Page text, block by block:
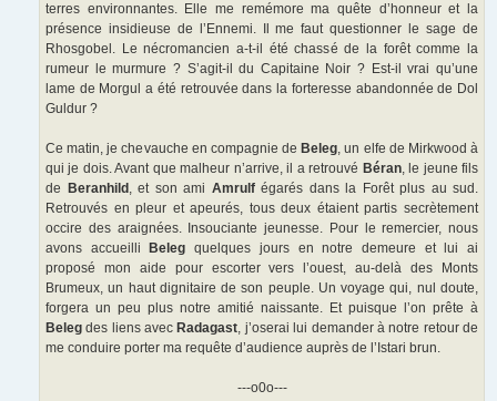
terres environnantes. Elle me remémore ma quête d’honneur et la
présence insidieuse de l’Ennemi. Il me faut questionner le sage de
Rhosgobel. Le nécromancien a-t-il été chassé de la forêt comme la
rumeur le murmure ? S’agit-il du Capitaine Noir ? Est-il vrai qu’une
lame de Morgul a été retrouvée dans la forteresse abandonnée de Dol
Guldur ?
Ce matin, je chevauche en compagnie de Beleg, un elfe de Mirkwood à
qui je dois. Avant que malheur n’arrive, il a retrouvé Béran, le jeune fils
de
Beranhild , et son ami Amrulf égarés dans la Forêt plus au sud.
Retrouvés en pleur et apeurés, tous deux étaient partis secrètement
occire des araignées. Insouciante jeunesse. Pour le remercier, nous
avons accueilli
Belegquelques jours en notre demeure et lui ai
proposé mon aide pour escorter vers l’ouest, au-delà des Monts
Brumeux, un haut dignitaire de son peuple. Un voyage qui, nul doute,
forgera un peu plus notre amitié naissante. Et puisque l’on prête à
Belegdes liens avec Radagast, j’oserai lui demander à notre retour de
me conduire porter ma requête d’audience auprès de l’Istari brun.
---o0o---